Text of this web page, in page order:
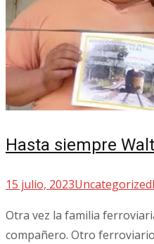
Hasta siempre
15 julio, 2023Uncategorized
Otra vez la familia
compañero. Otro